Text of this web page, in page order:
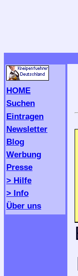
HOME
Suchen
Eintragen
Newsletter
Blog
Werbung
Presse
> Hilfe
> Info
Über uns